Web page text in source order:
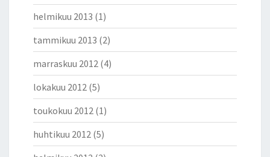
helmikuu 2013 (1)
tammikuu 2013 (2)
marraskuu 2012 (4)
lokakuu 2012 (5)
toukokuu 2012 (1)
huhtikuu 2012 (5)